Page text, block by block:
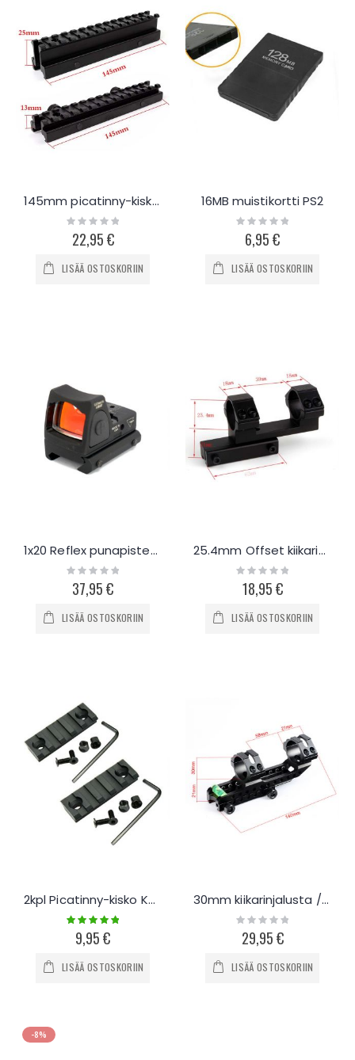
145mm picatinny-kisko AR-15 kivääriin
Rating:
0%
22,95 €
LISÄÄ OSTOSKORIIN
16MB muistikortti PS2
Rating:
0%6,95 €
LISÄÄ OSTOSKORIIN
1x20 Reflex punapistetähtäin
Rating:
0%
37,95 €
LISÄÄ OSTOSKORIIN
25.4mm Offset kiikarinjalusta dovetail kiskoon
Rating:
0%
18,95 €
LISÄÄ OSTOSKORIIN
2kpl Picatinny-kisko KeyMod -kiinnityksellä
Rating:
100%
9,95 €
LISÄÄ OSTOSKORIIN
30mm kiikarinjalusta / kulmamittari picatinny kiskoon
Rating:
0%
29,95 €
LISÄÄ OSTOSKORIIN
-8%